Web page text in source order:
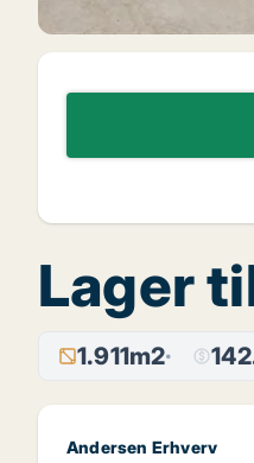
Lager
1.911m2
Andersen Erhverv